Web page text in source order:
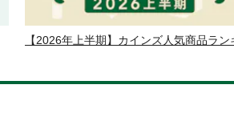
【2026年上半期】カインズ人気商品ラン